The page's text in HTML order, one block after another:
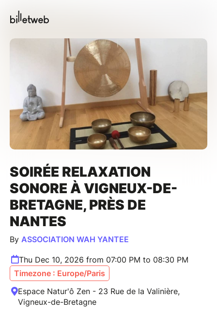
SOIRÉE RELAXATION
SONORE À VIGNEUX-DE-
BRETAGNE, PRÈS DE
NANTES
By ASSOCIATION WAH YANTEE
Thu Dec 10, 2026 from 07:00 PM to 08:30 PM
Timezone : Europe/Paris
Espace Natur'ô Zen - 23 Rue de la Valinière,
Vigneux-de-Bretagne